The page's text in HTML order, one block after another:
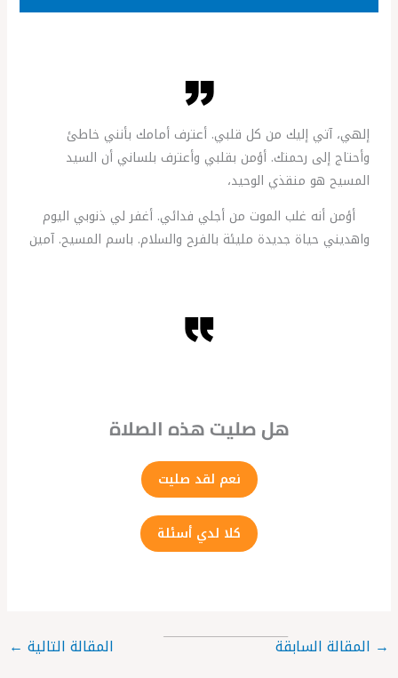
إلهي، آتي إليك من كل قلبي. أعترف أمامك بأنني خاطئ
وأحتاج إلى رحمتك. أؤمن بقلبي وأعترف بلساني أن السيد
المسيح هو منقذي الوحيد،
أؤمن أنه غلب الموت من أجلي فدائي. أغفر لي ذنوبي اليوم
واهديني حياة جديدة مليئة بالفرح والسلام. باسم المسيح. آمين
هل صليت هذه الصلاة
نعم لقد صليت
كلا لدي أسئلة
→ المقالة السابقة المقالة التالية ←